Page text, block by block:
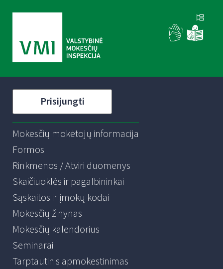
Prisijungti
Mokesčių mokėtojų informacija
Formos
Rinkmenos / Atviri duomenys
Skaičiuoklės ir pagalbininkai
Sąskaitos ir įmokų kodai
Mokesčių žinynas
Mokesčių kalendorius
Seminarai
Tarptautinis apmokestinimas